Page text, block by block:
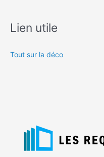
Lien utile
Tout sur la déco